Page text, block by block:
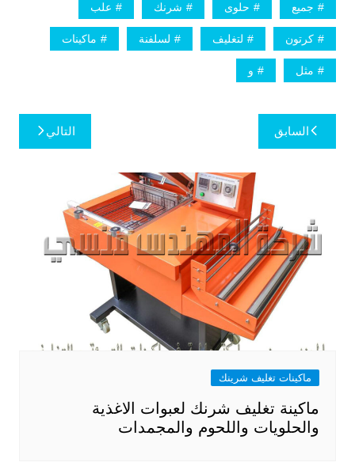
جميع حلوى شرنك علب
كرتون لتغليف لسلفنة ماكينات
مثل و
تصفّح
المقالات
السابق التالي
ماكينات تغليف شرينك
ماكينة تغليف شرنك لعبوات الاغذية
والحلويات واللحوم والمجمدات